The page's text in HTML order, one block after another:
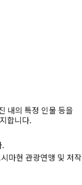
내의 특정 인물 등을
합니다.
.
마현 관광연맹 및 저작